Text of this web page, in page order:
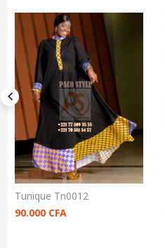
Tunique Tn0012
90.000 CFA